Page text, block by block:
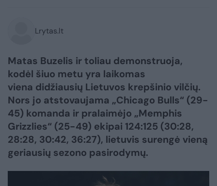
Lrytas.lt
Matas Buzelis ir toliau demonstruoja,
kodėl šiuo metu yra laikomas
viena didžiausių Lietuvos krepšinio vilčių.
Nors jo atstovaujama „Chicago Bulls“ (29-
45) komanda ir pralaimėjo „Memphis
Grizzlies“ (25-49) ekipai 124:125 (30:28,
28:28, 30:42, 36:27), lietuvis surengė vieną
geriausių sezono pasirodymų.